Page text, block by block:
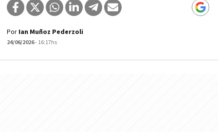
Por Ian Muñoz Pederzoli
24/06/2026- 16:17hs